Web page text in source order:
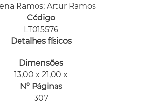
Ramos; Artur Ramos
Código
LT015576
Detalhes físicos
Dimensões
13,00 x 21,00 x
Nº Páginas
307